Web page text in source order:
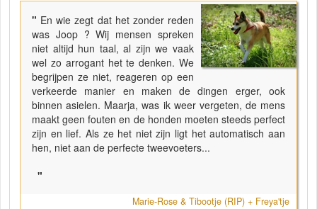
" En wie zegt dat het zonder reden
was Joop ? Wij mensen spreken
niet altijd hun taal, al zijn we vaak
wel zo arrogant het te denken. We
begrijpen ze niet, reageren op een
verkeerde manier en maken de dingen erger, ook
binnen asielen. Maarja, was ik weer vergeten, de mens
maakt geen fouten en de honden moeten steeds perfect
zijn en lief. Als ze het niet zijn ligt het automatisch aan
hen, niet aan de perfecte tweevoeters...
"
Marie-Rose & Tibootje (RIP) + Freya'tje